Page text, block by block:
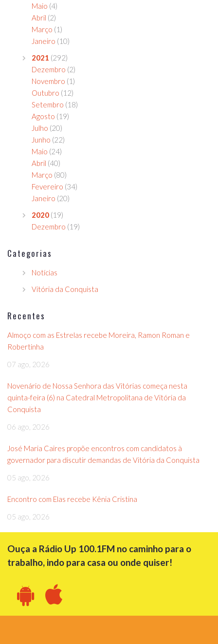
Maio (4)
Abril (2)
Março (1)
Janeiro (10)
2021 (292)
Dezembro (2)
Novembro (1)
Outubro (12)
Setembro (18)
Agosto (19)
Julho (20)
Junho (22)
Maio (24)
Abril (40)
Março (80)
Fevereiro (34)
Janeiro (20)
2020 (19)
Dezembro (19)
Categorias
Notícias
Vitória da Conquista
Recentes
Almoço com as Estrelas recebe Moreira, Ramon Roman e
Robertinha
07 ago, 2026
Novenário de Nossa Senhora das Vitórias começa nesta
quinta-feira (6) na Catedral Metropolitana de Vitória da
Conquista
06 ago, 2026
José Maria Caires propõe encontros com candidatos à
governador para discutir demandas de Vitória da Conquista
05 ago, 2026
Encontro com Elas recebe Kênia Cristina
05 ago, 2026
Ouça a Rádio Up 100.1FM no caminho para o
trabalho, indo para casa ou onde quiser!